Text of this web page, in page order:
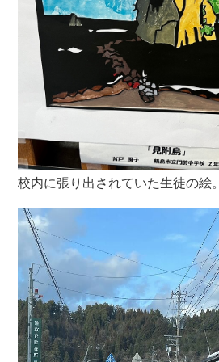
校内に張り出されていた生徒の絵。